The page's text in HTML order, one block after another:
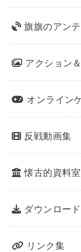
旗旗のアン
アクション
オンライン
反戦動画集
懐古的資料室
ダウンロード
リンク集